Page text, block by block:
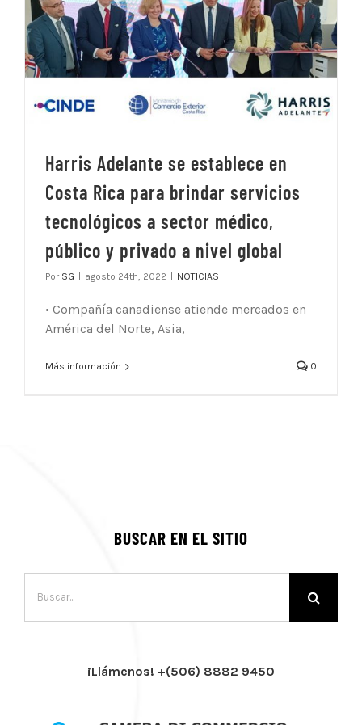
Harris Adelante se establece en
Costa Rica para brindar servicios
tecnológicos a sector médico,
público y privado a nivel global
Por SG | agosto 24th, 2022 | NOTICIAS
• Compañía canadiense atiende mercados en
América del Norte, Asia,
Más información 0
BUSCAR EN EL SITIO
¡Llámenos! +(506) 8882 9450